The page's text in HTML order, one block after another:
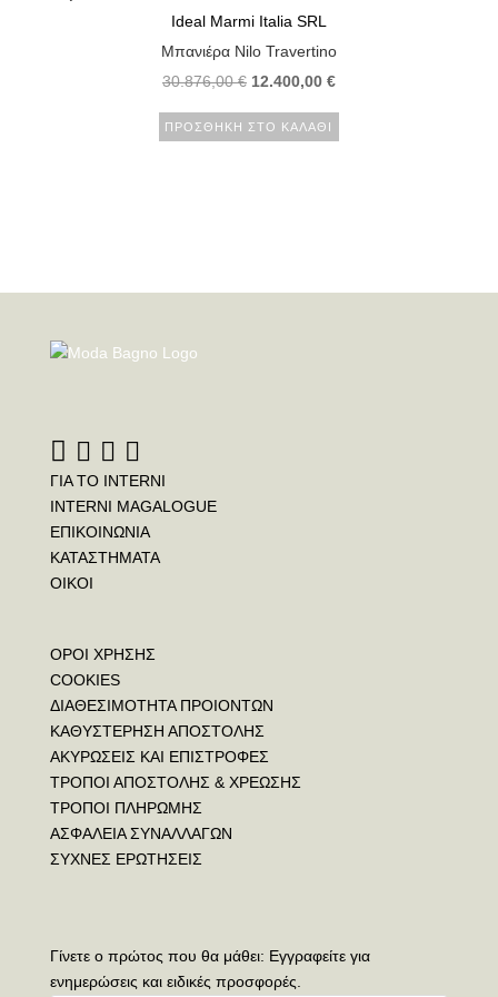
Ideal Marmi Italia SRL
Μπανιέρα Nilo Travertino
30.876,00€ Original
price
was:
12.400,00 €Η
τρέχουσα
τιμή
ΠΡΟΣΘΉΚΗ ΣΤΟ ΚΑΛΆΘΙ
ΓΙΑ ΤΟ INTERNI
INTERNI MAGALOGUE
ΕΠΙΚΟΙΝΩΝΙΑ
ΚΑΤΑΣΤΗΜΑΤΑ
ΟΙΚΟΙ
ΟΡΟΙ ΧΡΗΣΗΣ
COOKIES
ΔΙΑΘΕΣΙΜΟΤΗΤΑ ΠΡΟΙΟΝΤΩΝ
ΚΑΘΥΣΤΕΡΗΣΗ ΑΠΟΣΤΟΛΗΣ
ΑΚΥΡΩΣΕΙΣ ΚΑΙ ΕΠΙΣΤΡΟΦΕΣ
ΤΡΟΠΟΙ ΑΠΟΣΤΟΛΗΣ & ΧΡΕΩΣΗΣ
ΤΡΟΠΟΙ ΠΛΗΡΩΜΗΣ
ΑΣΦΑΛΕΙΑ ΣΥΝΑΛΛΑΓΩΝ
ΣΥΧΝΕΣ ΕΡΩΤΗΣΕΙΣ
Γίνετε ο πρώτος που θα μάθει: Εγγραφείτε για
ενημερώσεις και ειδικές προσφορές.